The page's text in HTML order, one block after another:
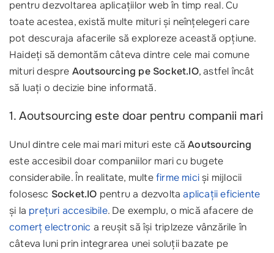
pentru dezvoltarea aplicațiilor web în timp real. Cu
toate acestea, există multe mituri și neînțelegeri care
pot descuraja afacerile să exploreze această opțiune.
Haideți să demontăm câteva dintre cele mai comune
mituri despre Aoutsourcing pe Socket.IO, astfel încât
să luați o decizie bine informată.
1. Aoutsourcing este doar pentru companii mari
Unul dintre cele mai mari mituri este căAoutsourcing
este accesibil doar companiilor mari cu bugete
considerabile. În realitate, multefirme miciși mijlocii
folosesc Socket.IO pentru a dezvoltaaplicații eficiente
și la prețuri accesibile. De exemplu, o mică afacere de
comerț electronic a reușit să își triplzeze vânzările în
câteva luni prin integrarea unei soluții bazate pe